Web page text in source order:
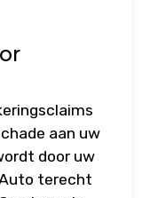
aan uw
door uw
terecht